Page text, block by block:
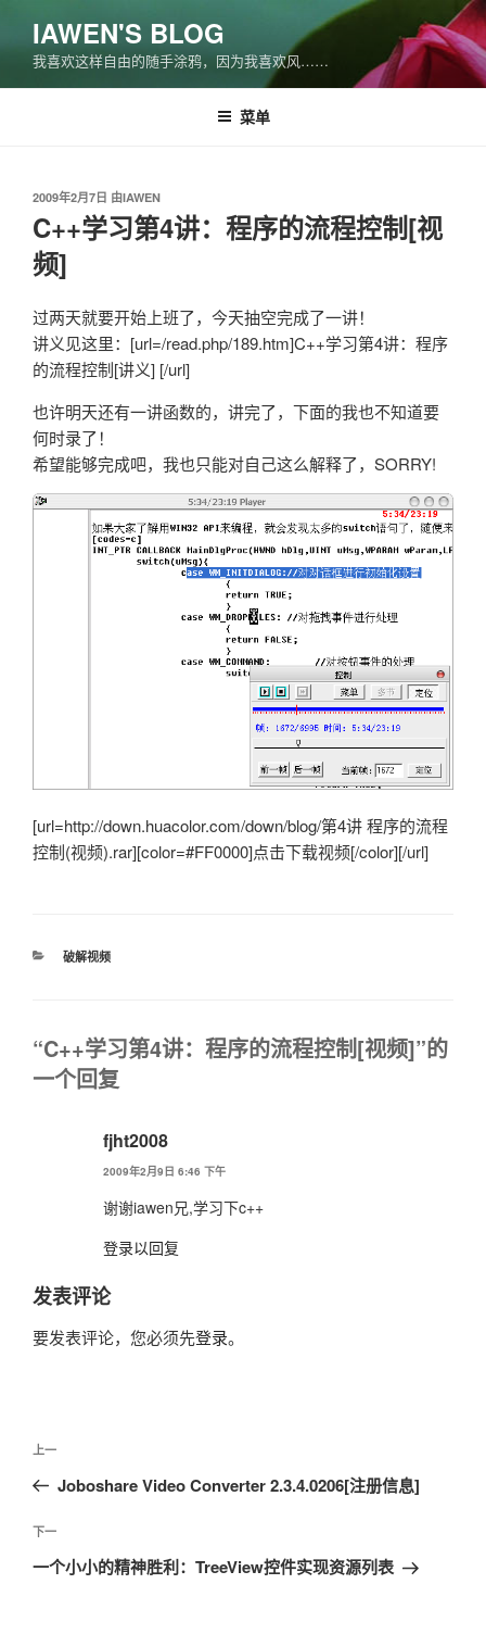
容
IAWEN'S BLOG
我喜欢这样自由的随手涂鸦，因为我喜欢风……
菜单
发
布
于
2009年2月7日 由IAWEN
C++学习第4讲：程序的流程控制[视
频]
过两天就要开始上班了，今天抽空完成了一讲！
讲义见这里：[url=/read.php/189.htm]C++学习第4讲：程序
的流程控制[讲义] [/url]
也许明天还有一讲函数的，讲完了，下面的我也不知道要
何时录了！
希望能够完成吧，我也只能对自己这么解释了，SORRY!
[url=http://down.huacolor.com/down/blog/第4讲 程序的流程
控制(视频).rar][color=#FF0000]点击下载视频[/color][/url]
分
破解视频
“C++学习第4讲：程序的流程控制[视频]”的
一个回复
fjht2008
2009年2月9日 6:46 下午
谢谢iawen兄,学习下c++
登录以回复
发表评论
要发表评论，您必须先登录。
文
导
航
上
一
文
上一
Joboshare Video Converter 2.3.4.0206[注册信息]
下
一
下一
一个小小的精神胜利：TreeView控件实现资源列表